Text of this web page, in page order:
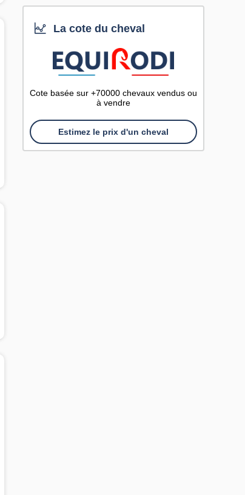
La cote du cheval
Cote basée sur +70000 chevaux vendus ou
à vendre
Estimez le prix d'un cheval